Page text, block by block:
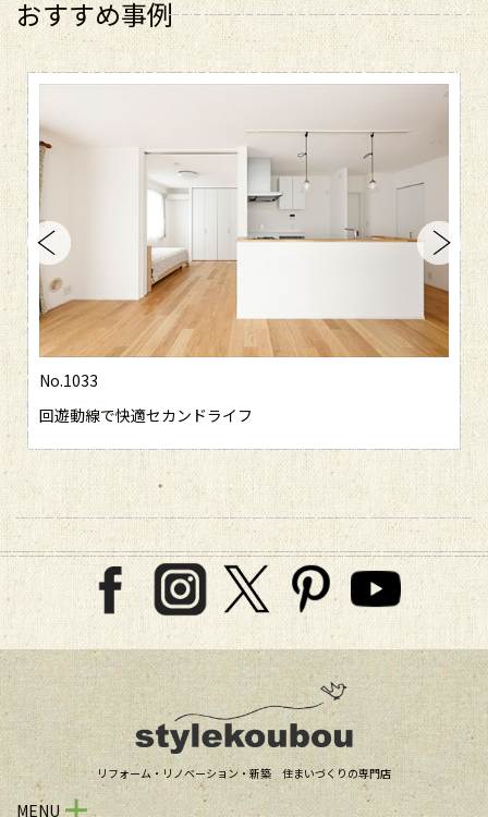
おすすめ事例
No.1033
回遊動線で快適セカンドライフ
リフォーム・リノベーション・新築 住まいづくりの専門店
MENU